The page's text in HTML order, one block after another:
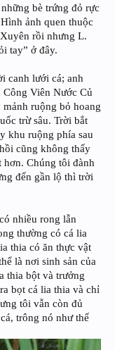
bè trứng đỏ rực
ảnh quen thuộc
rồi nhưng L.
tay” ở đây.
canh lưới cá; anh
Công Viên Nước Củ
ruộng bỏ hoang
trừ sâu. Trời bắt
khu ruộng phía sau
cũng không thấy
hơn. Chúng tôi đành
đến gần lộ thì trời
nhiều rong lẫn
thường có cá lia
thia có ăn thực vật
là nơi sinh sản của
thia bột và trưởng
bọt cá lia thia và chỉ
tôi vẫn còn đủ
trông nó như thế